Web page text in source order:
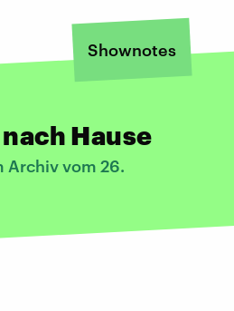
Shownotes
Hause
Archiv vom 26.